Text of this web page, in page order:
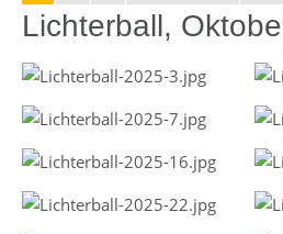
Lichterball,